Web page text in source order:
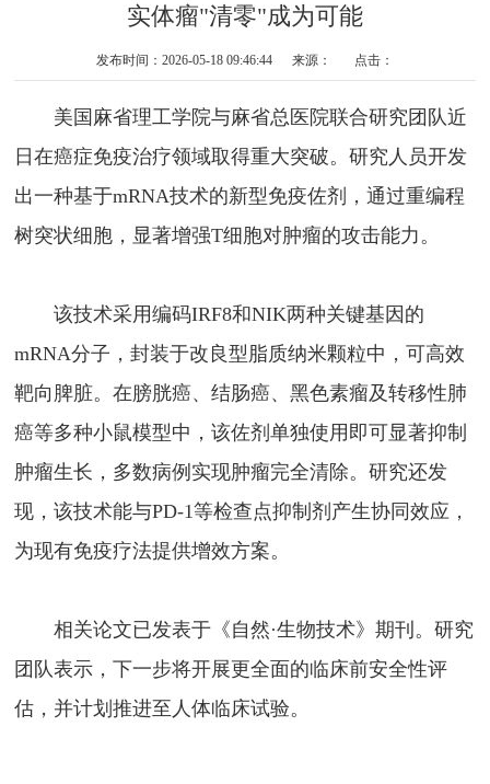
实体瘤"清零"成为可能
发布时间：2026-05-18 09:46:44 来源： 点击：
美国麻省理工学院与麻省总医院联合研究团队近
日在癌症免疫治疗领域取得重大突破。研究人员开发
出一种基于mRNA技术的新型免疫佐剂，通过重编程
树突状细胞，显著增强T细胞对肿瘤的攻击能力。
该技术采用编码IRF8和NIK两种关键基因的
mRNA分子，封装于改良型脂质纳米颗粒中，可高效
靶向脾脏。在膀胱癌、结肠癌、黑色素瘤及转移性肺
癌等多种小鼠模型中，该佐剂单独使用即可显著抑制
肿瘤生长，多数病例实现肿瘤完全清除。研究还发
现，该技术能与PD-1等检查点抑制剂产生协同效应，
为现有免疫疗法提供增效方案。
相关论文已发表于《自然·生物技术》期刊。研究
团队表示，下一步将开展更全面的临床前安全性评
估，并计划推进至人体临床试验。